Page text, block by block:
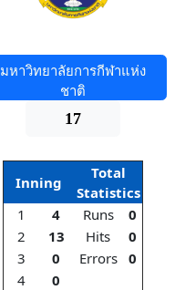
มหาวิทยาลัยการกีฬาแห่ง
ชาติ
17
Inning
Total
Statistics
1
4 Runs
0
2
13 Hits
0
3
0 Errors
0
4
0